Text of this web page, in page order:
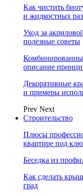
Как чистить
и жидкостных
Уход за
полезные советы
описание
Декоративные
и примеры
Prev Next
Строительство
Плюсы
квартире под
Беседка из
Как сделать
град